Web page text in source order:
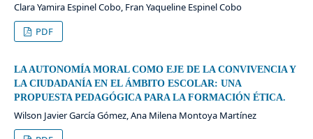
Clara Yamira Espinel Cobo, Fran Yaqueline Espinel Cobo
PDF
LA AUTONOMÍA MORAL COMO EJE DE LA CONVIVENCIA Y
LA CIUDADANÍA EN EL ÁMBITO ESCOLAR: UNA
PROPUESTA PEDAGÓGICA PARA LA FORMACIÓN ÉTICA.
Wilson Javier García Gómez, Ana Milena Montoya Martínez